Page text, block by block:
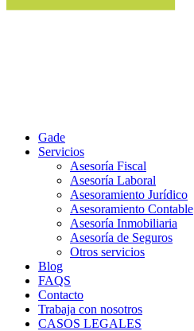
Gade
Servicios
Asesoría Fiscal
Asesoría Laboral
Asesoramiento Jurídico
Asesoramiento Contable
Asesoría Inmobiliaria
Asesoría de Seguros
Otros servicios
Blog
FAQS
Contacto
Trabaja con nosotros
CASOS LEGALES